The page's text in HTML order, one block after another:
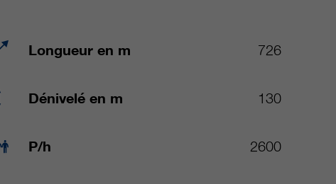
Longueur en m 726
Dénivelé en m 130
P/h 2600